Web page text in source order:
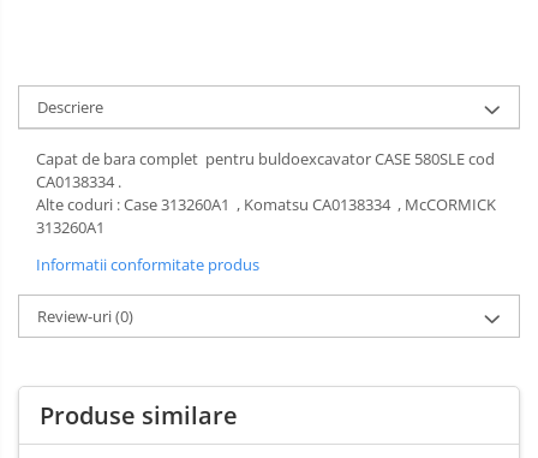
Descriere
Capat de bara complet pentru buldoexcavator CASE 580SLE cod
CA0138334 .
Alte coduri : Case 313260A1 , Komatsu CA0138334 , McCORMICK
313260A1
Informatii conformitate produs
Review-uri(0)
Produse similare